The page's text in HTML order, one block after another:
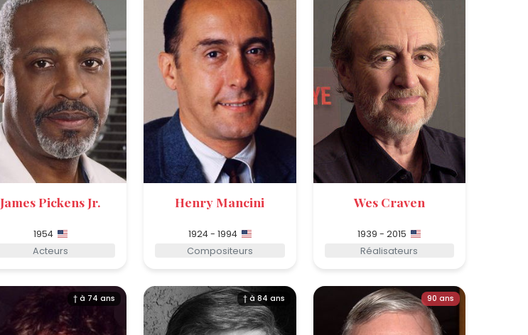
James Pickens Jr.
1954
Acteurs
Henry Mancini
1924 - 1994
Compositeurs
Wes Craven
1939 - 2015
Réalisateurs
† à 74 ans † à 84 ans 90 ans